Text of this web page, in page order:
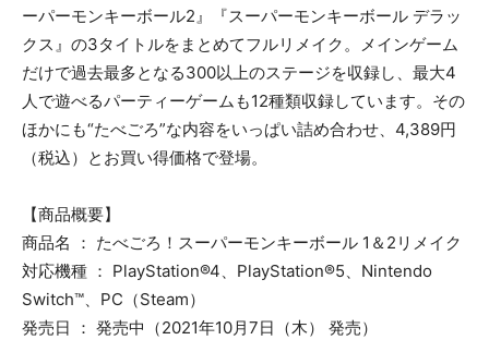
ーパーモンキーボール2』『スーパーモンキーボール デラッ
クス』の3タイトルをまとめてフルリメイク。メインゲーム
だけで過去最多となる300以上のステージを収録し、最大4
人で遊べるパーティーゲームも12種類収録しています。その
ほかにも“たべごろ”な内容をいっぱい詰め合わせ、4,389円
（税込）とお買い得価格で登場。
【商品概要】
商品名 ： たべごろ！スーパーモンキーボール 1＆2リメイク
対応機種 ： PlayStation®4、PlayStation®5、Nintendo
Switch™、PC（Steam）
発売日 ： 発売中（2021年10月7日（木） 発売）